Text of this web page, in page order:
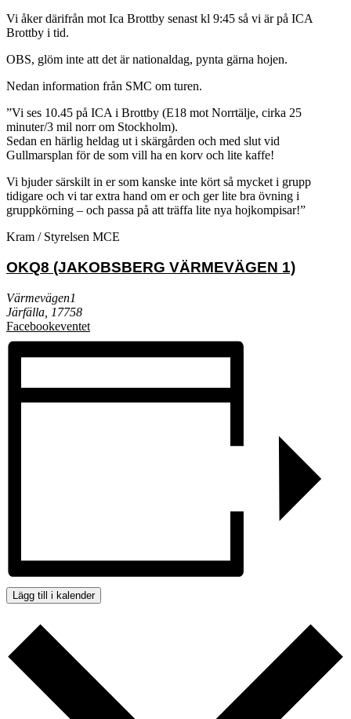
Vi åker därifrån mot Ica Brottby senast kl 9:45 så vi är på ICA
Brottby i tid.
OBS, glöm inte att det är nationaldag, pynta gärna hojen.
Nedan information från SMC om turen.
”Vi ses 10.45 på ICA i Brottby (E18 mot Norrtälje, cirka 25
minuter/3 mil norr om Stockholm).
Sedan en härlig heldag ut i skärgården och med slut vid
Gullmarsplan för de som vill ha en korv och lite kaffe!
Vi bjuder särskilt in er som kanske inte kört så mycket i grupp
tidigare och vi tar extra hand om er och ger lite bra övning i
gruppkörning – och passa på att träffa lite nya hojkompisar!”
Kram / Styrelsen MCE
OKQ8 (JAKOBSBERG VÄRMEVÄGEN 1)
Värmevägen1
Järfälla 17758
Facebookeventet
Lägg till i kalender